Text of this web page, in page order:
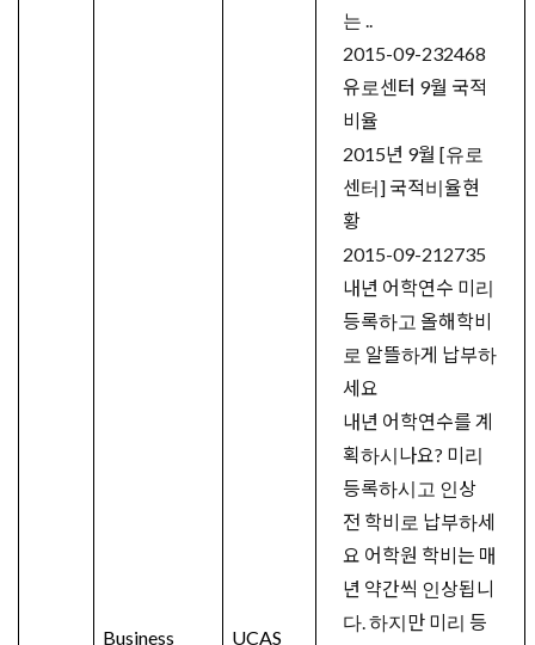
Business
UCAS
는 ..
2015-09-232468
유로센터 9월 국적
비율
2015년 9월 [유로
센터] 국적비율현
황
2015-09-212735
내년 어학연수 미리
등록하고 올해학비
로 알뜰하게 납부하
세요
내년 어학연수를 계
획하시나요? 미리
등록하시고 인상
전 학비로 납부하세
요 어학원 학비는 매
년 약간씩 인상됩니
다. 하지만 미리 등